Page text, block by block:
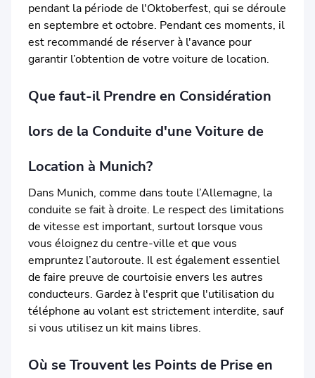
pendant la période de l'Oktoberfest, qui se déroule
en septembre et octobre. Pendant ces moments, il
est recommandé de réserver à l'avance pour
garantir l’obtention de votre voiture de location.
Que faut-il Prendre en Considération
lors de la Conduite d'une Voiture de
Location à Munich?
Dans Munich, comme dans toute l’Allemagne, la
conduite se fait à droite. Le respect des limitations
de vitesse est important, surtout lorsque vous
vous éloignez du centre-ville et que vous
empruntez l’autoroute. Il est également essentiel
de faire preuve de courtoisie envers les autres
conducteurs. Gardez à l'esprit que l'utilisation du
téléphone au volant est strictement interdite, sauf
si vous utilisez un kit mains libres.
Où se Trouvent les Points de Prise en